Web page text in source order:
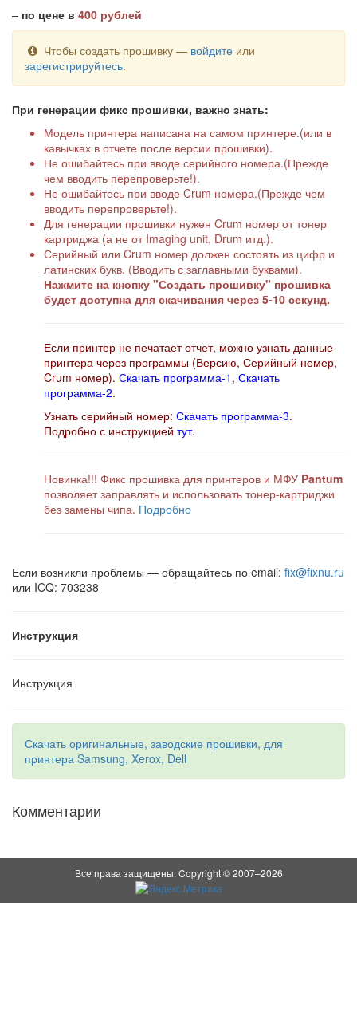
– по цене в 400 рублей
Чтобы создать прошивку — войдитеили
зарегистрируйтесь.
При генерации фикс прошивки, важно знать:
Модель принтера написана на самом принтере.(или в
кавычках в отчете после версии прошивки).
Не ошибайтесь при вводе серийного номера.(Прежде
чем вводить перепроверьте!).
Не ошибайтесь при вводе Crum номера.(Прежде чем
вводить перепроверьте!).
Для генерации прошивки нужен Crum номер от тонер
картриджа (а не от Imaging unit, Drum итд.).
Серийный или Crum номер должен состоять из цифр и
латинских букв. (Вводить с заглавными буквами).
Нажмите на кнопку "Создать прошивку" прошивка
будет доступна для скачивания через 5-10 секунд.
Если принтер не печатает отчет, можно узнать данные
принтера через программы (Версию, Серийный номер,
Crum номер). Скачать программа-1 , Скачать
программа-2.
Узнать серийный номер: Скачать программа-3.
Подробно с инструкцией тут.
Новинка!!! Фикс прошивка для принтеров и МФУ Pantum
позволяет заправлять и использовать тонер-картриджи
без замены чипа. Подробно
Если возникли проблемы — обращайтесь по email: fix@fixnu.ru
или ICQ: 703238
Инструкция
Инструкция
Скачать оригинальные, заводские прошивки, для
принтера Samsung, Xerox, Dell
Комментарии
Все права защищены. Copyright © 2007–2026